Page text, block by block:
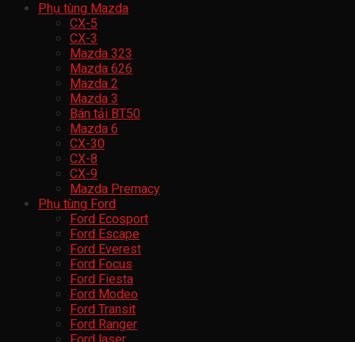
Phụ tùng Mazda
CX-5
CX-3
Mazda 323
Mazda 626
Mazda 2
Mazda 3
Bán tải BT50
Mazda 6
CX-30
CX-8
CX-9
Mazda Premacy
Phụ tùng Ford
Ford Ecosport
Ford Escape
Ford Everest
Ford Focus
Ford Fiesta
Ford Modeo
Ford Transit
Ford Ranger